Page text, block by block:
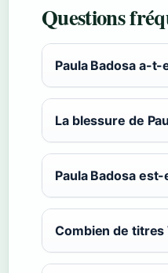
Questions
Paula Badosa a-
La blessure de
Paula Badosa
Combien de titres